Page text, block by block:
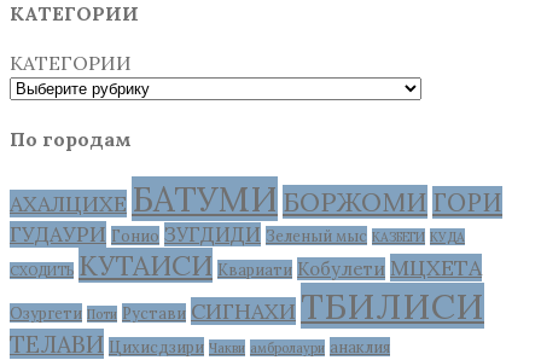
КАТЕГОРИИ
КАТЕГОРИИ
По городам
АХАЛЦИХЕ БАТУМИ БОРЖОМИ ГОРИ
ГУДАУРИ Гонио ЗУГДИДИ Зеленый мыс КАЗБЕГИ КУДА
СХОДИТЬ КУТАИСИ Квариати Кобулети МЦХЕТА
Озургети Поти Рустави СИГНАХИ ТБИЛИСИ
ТЕЛАВИ Цихисдзири Чакви амбролаури анаклия